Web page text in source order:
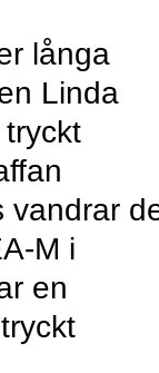
långa
Linda
vandrar
M i
en